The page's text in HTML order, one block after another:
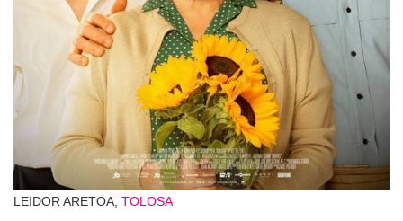
LEIDOR ARETOA, TOLOSA